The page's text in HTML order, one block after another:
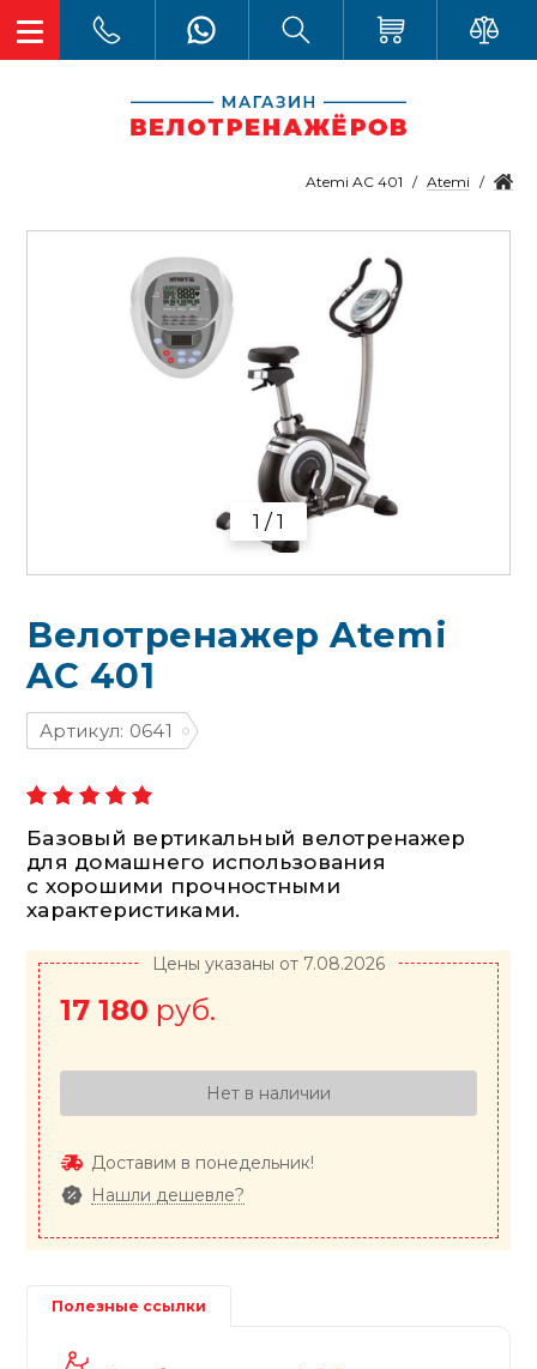
Atemi
Atemi AC 401
1 / 1
Велотренажер Atemi
AC 401
Артикул: 0641
Базовый вертикальный велотренажер
для домашнего использования
с хорошими прочностными
характеристиками.
Цены указаны от 7.08.2026
17 180 руб.
Нет в наличии
Доставим в понедельник!
Нашли дешевле?
Полезные ссылки